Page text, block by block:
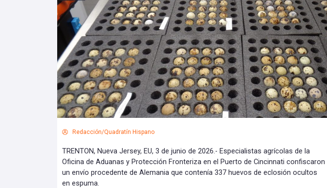
Redacción/Quadratín Hispano
TRENTON, Nueva Jersey, EU, 3 de junio de 2026.- Especialistas agrícolas de la
Oficina de Aduanas y Protección Fronteriza en el Puerto de Cincinnati confiscaron
un envío procedente de Alemania que contenía 337 huevos de eclosión ocultos
en espuma.